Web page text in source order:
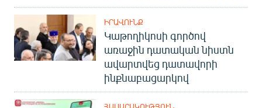
ԻՐԱՎՈՒՆՔ
Կաթողիկոսի գործով
առաջին դատական նիստն
ավարտվեց դատավորի
ինքնաբացարկով